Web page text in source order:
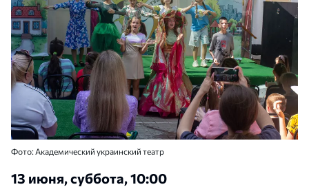
Фото: Академический украинский театр
13 июня, суббота, 10:00